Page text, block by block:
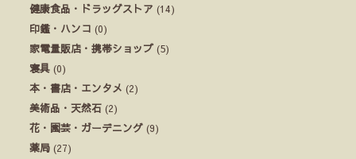
健康食品・ドラッグストア (14)
印鑑・ハンコ (0)
家電量販店・携帯ショップ (5)
寝具 (0)
本・書店・エンタメ (2)
美術品・天然石 (2)
花・園芸・ガーデニング (9)
薬局 (27)